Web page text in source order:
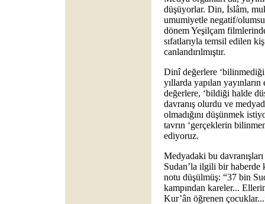
düşüyorlar. Din, İslâm,
umumiyetle negatif/
dönem Yeşilçam
sıfatlarıyla temsil edilen
canlandırılmıştır.
Dinî değerlere ‘bilinmediği
yıllarda yapılan
değerlere, ‘bildiği halde
davranış olurdu ve
olmadığını düşünmek
tavrın ‘gerçeklerin
ediyoruz.
Medyadaki bu
Sudan’la ilgili bir haberde
notu düşülmüş: “37 bin
kampından kareler...
Kur’ân öğrenen